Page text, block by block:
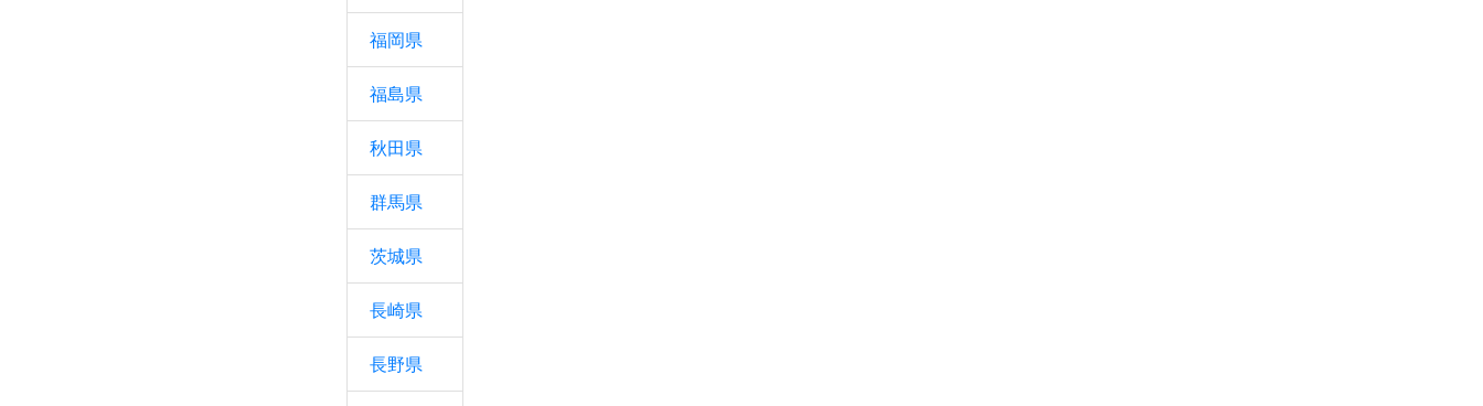
福岡県
福島県
秋田県
群馬県
茨城県
長崎県
長野県